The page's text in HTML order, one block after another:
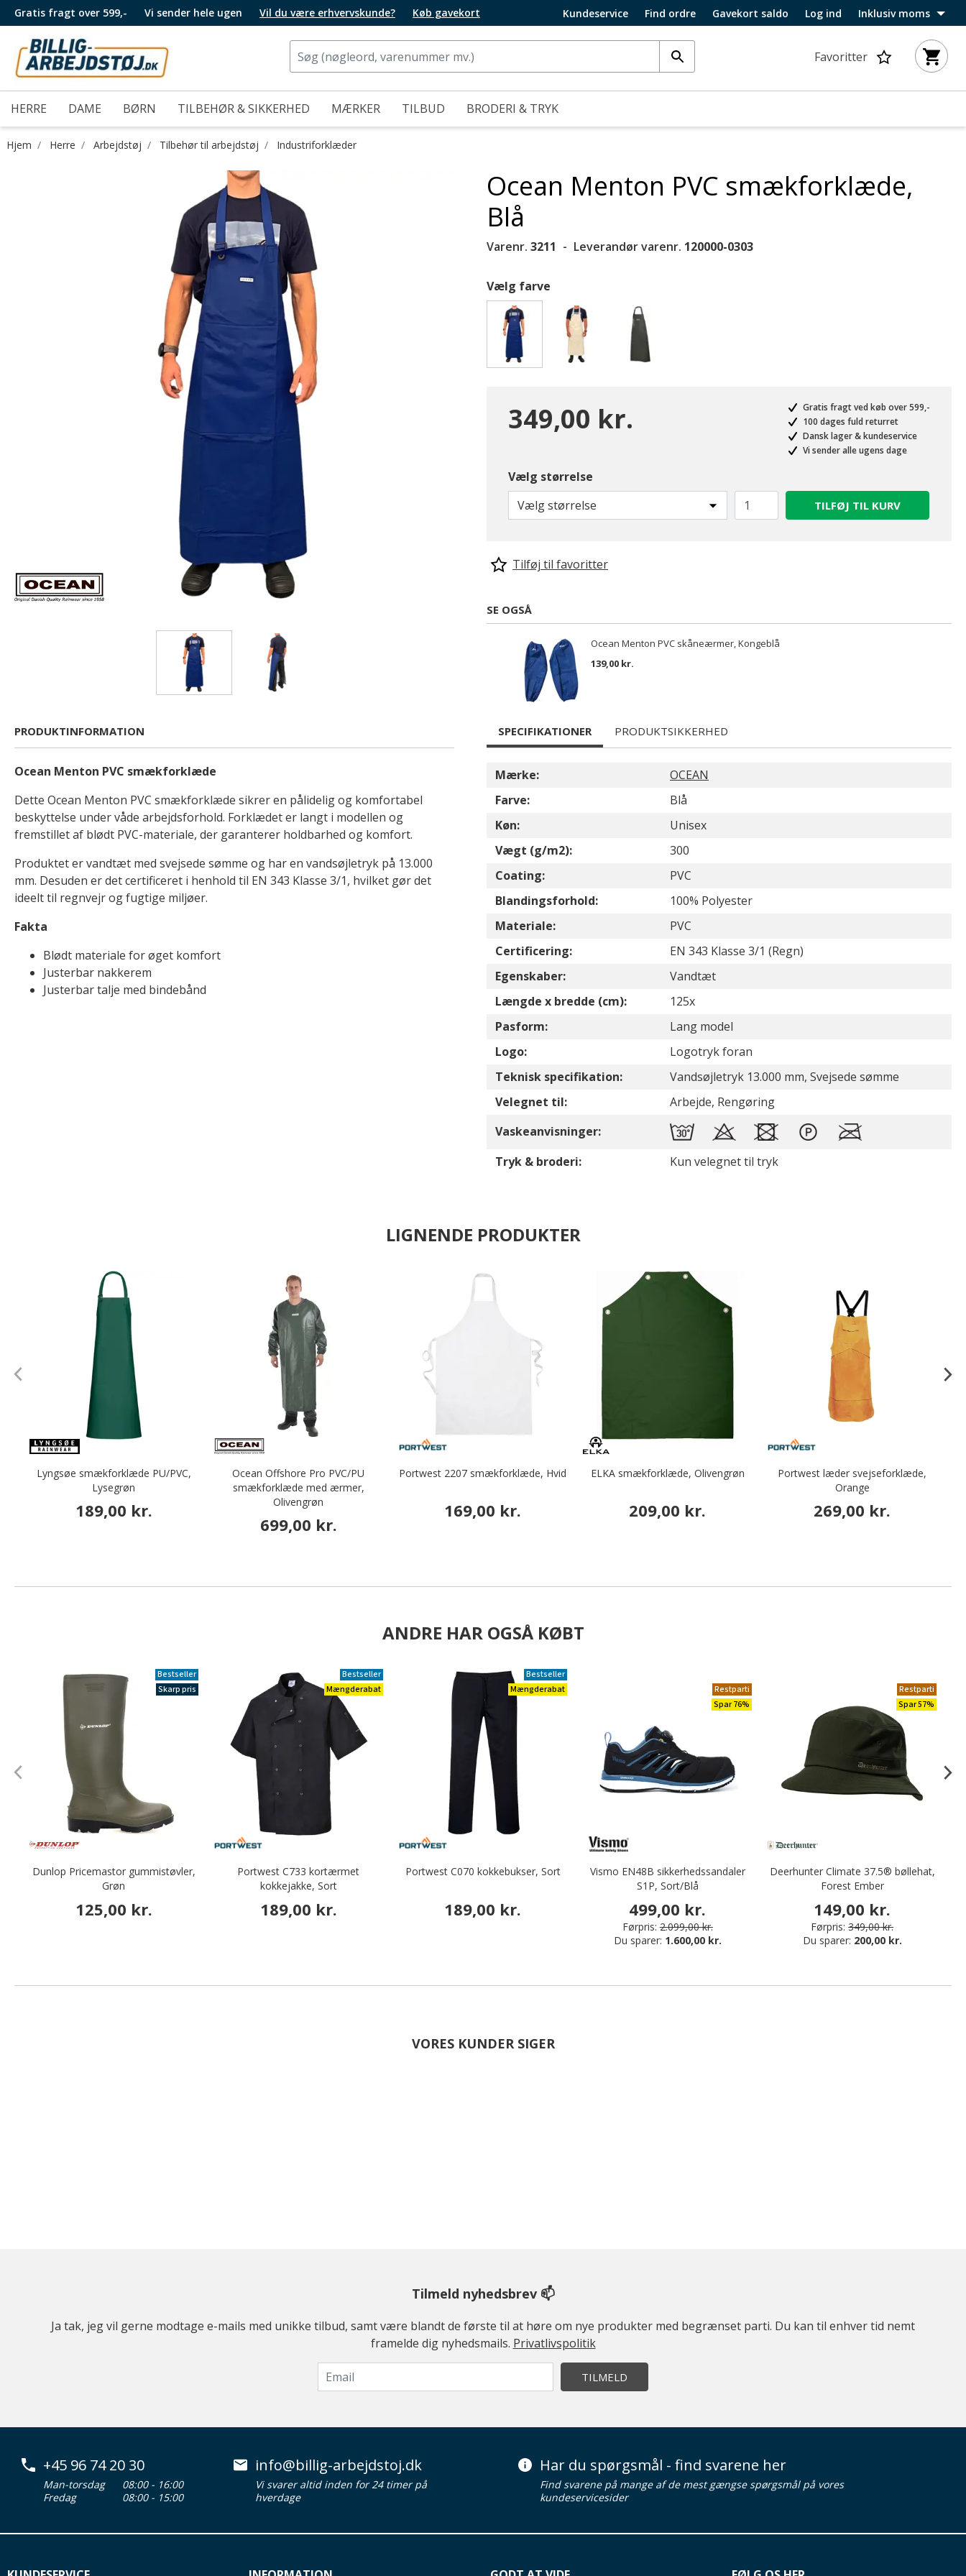
Gratis fragt over 599,- Vi sender hele ugen Vil du være erhvervskunde? Køb gavekort Kundeservice Find ordre Gavekort saldo Log ind Inklusiv moms
Favoritter
HERRE DAME BØRN TILBEHØR & SIKKERHED MÆRKER TILBUD BRODERI & TRYK
Hjem Herre Arbejdstøj Tilbehør til arbejdstøj Industriforklæder
Ocean Menton PVC smækforklæde,
Blå
Varenr. 3211 Leverandør varenr. 120000-0303
Vælg farve
349,00 kr.
Gratis fragt ved køb over 599,-
100 dages fuld returret
Dansk lager & kundeservice
Vi sender alle ugens dage
Vælg størrelse
Vælg størrelse
TILFØJ TIL KURV
Tilføj til favoritter
SE OGSÅ
Ocean Menton PVC skåneærmer, Kongeblå
139,00 kr.
PRODUKTINFORMATION
Ocean Menton PVC smækforklæde
Dette Ocean Menton PVC smækforklæde sikrer en pålidelig og komfortabel
beskyttelse under våde arbejdsforhold. Forklædet er langt i modellen og
fremstillet af blødt PVC-materiale, der garanterer holdbarhed og komfort.
Produktet er vandtæt med svejsede sømme og har en vandsøjletryk på 13.000
mm. Desuden er det certificeret i henhold til EN 343 Klasse 3/1, hvilket gør det
ideelt til regnvejr og fugtige miljøer.
Fakta
Blødt materiale for øget komfort
Justerbar nakkerem
Justerbar talje med bindebånd
SPECIFIKATIONER PRODUKTSIKKERHED
Mærke:
OCEAN
Farve:
Blå
Køn:
Unisex
Vægt (g/m2):
300
Coating:
PVC
Blandingsforhold:
100% Polyester
Materiale:
PVC
Certificering:
EN 343 Klasse 3/1 (Regn)
Egenskaber:
Vandtæt
Længde x bredde (cm):
125x
Pasform:
Lang model
Logo:
Logotryk foran
Teknisk specifikation:
Vandsøjletryk 13.000 mm, Svejsede sømme
Velegnet til:
Arbejde, Rengøring
Vaskeanvisninger:
Tryk & broderi:
Kun velegnet til tryk
LIGNENDE PRODUKTER
Lyngsøe smækforklæde PU/PVC,
Lysegrøn
189,00 kr.
Ocean Offshore Pro PVC/PU
smækforklæde med ærmer,
Olivengrøn
699,00 kr.
Portwest 2207 smækforklæde, Hvid
169,00 kr.
ELKA smækforklæde, Olivengrøn
209,00 kr.
Portwest læder svejseforklæde,
Orange
269,00 kr.
ANDRE HAR OGSÅ KØBT
Bestseller
Skarp pris
Dunlop Pricemastor gummistøvler,
Grøn
125,00 kr.
Bestseller
Mængderabat
Portwest C733 kortærmet
kokkejakke, Sort
189,00 kr.
Bestseller
Mængderabat
Portwest C070 kokkebukser, Sort
189,00 kr.
Restparti
Spar 76%
Vismo EN48B sikkerhedssandaler
S1P, Sort/Blå
499,00 kr.
Førpris: 2.099,00 kr.
Du sparer: 1.600,00 kr.
Restparti
Spar 57%
Deerhunter Climate 37.5® bøllehat,
Forest Ember
149,00 kr.
Førpris: 349,00 kr.
Du sparer: 200,00 kr.
VORES KUNDER SIGER
Tilmeld nyhedsbrev 📫
Ja tak, jeg vil gerne modtage e-mails med unikke tilbud, samt være blandt de første til at høre om nye produkter med begrænset parti. Du kan til enhver tid nemt
framelde dig nyhedsmails. Privatlivspolitik
TILMELD
+45 96 74 20 30
Man-torsdag
08:00 - 16:00
Fredag
08:00 - 15:00
info@billig-arbejdstoj.dk
Vi svarer altid inden for 24 timer på
hverdage
Har du spørgsmål - find svarene her
Find svarene på mange af de mest gængse spørgsmål på vores
kundeservicesider